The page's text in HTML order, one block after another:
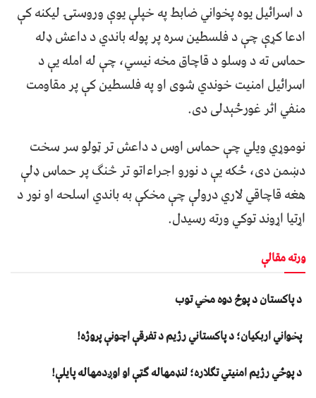
د اسرائیل یوه پخواني ضابط په خپلې یوې وروستۍ لیکنه کې
ادعا کړې چې د فلسطین سره پر پوله باندي د داعش ډله
حماس ته د وسلو د قاچاق مخه نیسي، چې له امله یې د
اسرائیل امنیت خوندي شوی او په فلسطین کې پر مقاومت
منفي اثر غورځېدلی دی.
نوموړي ویلي چې حماس اوس د داعش تر ټولو سر سخت
دښمن دی، ځکه یې د نورو اجراءاتو تر څنګ پر حماس ډلې
هغه قاچاقي لاري درولې چې مخکې به باندي اسلحه او نور د
اړتیا اړوند توکي ورته رسیدل.
ورته مقالې
د پاکستان د پوځ دوه مخي توب
پخواني اربکیان؛ د پاکستاني رژیم د تفرقې اچونې پروژه!
د پوځي رژیم امنیتي تګلاره؛ لنډمهاله ګټې او اوږدمهاله پایلې!